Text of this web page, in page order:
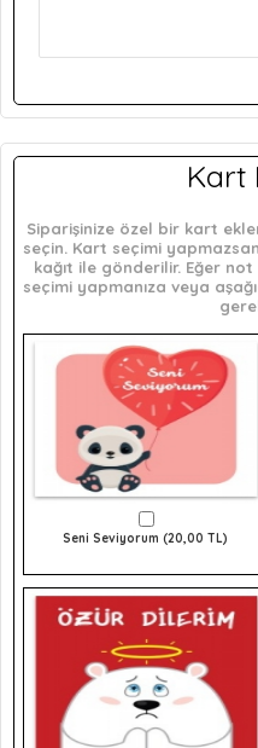
Kart
Siparişinize özel bir kart
seçin. Kart seçimi
kağıt ile gönderilir. Eğer
seçimi yapmanıza veya
Seni Seviyorum (20,00 TL)